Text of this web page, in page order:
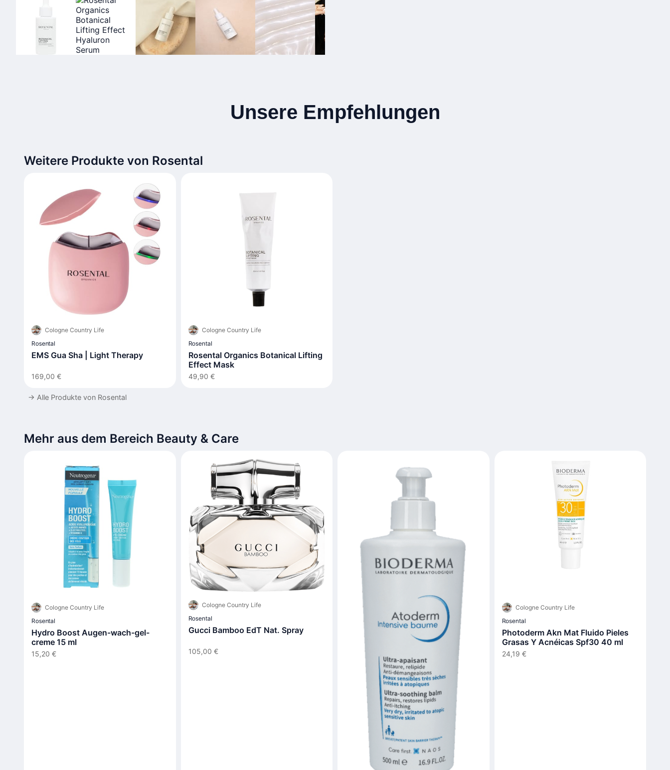
Unsere Empfehlungen
Weitere Produkte von Rosental
Cologne Country Life
Rosental
EMS Gua Sha | Light Therapy
169,00 €
Cologne Country Life
Rosental
Rosental Organics Botanical Lifting
Effect Mask
49,90 €
→ Alle Produkte von Rosental
Mehr aus dem Bereich Beauty & Care
Cologne Country Life
Rosental
Hydro Boost Augen-wach-gel-
creme 15 ml
15,20 €
Cologne Country Life
Rosental
Gucci Bamboo EdT Nat. Spray
105,00 €
Cologne Country Life
Rosental
Photoderm Akn Mat Fluido Pieles
Grasas Y Acnéicas Spf30 40 ml
24,19 €